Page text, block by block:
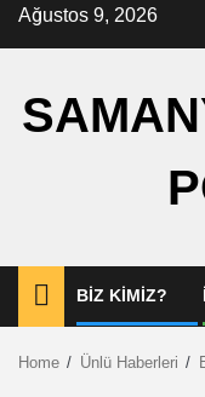
SkipAğustos 9, 2026
BIZ KIMIZ?
Home Ünlü Haberleri